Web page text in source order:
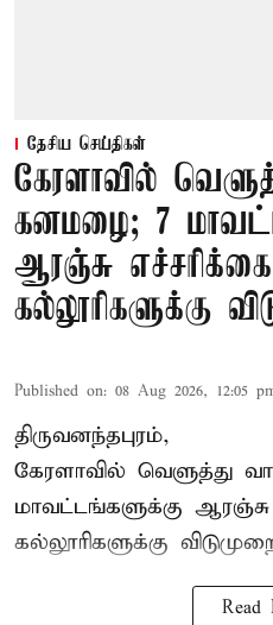
தேசிய செய்திகள்
கேரளாவில்
கனமழை; 7
ஆரஞ்சு
கல்லூரிகளுக்கு
Published on: 08 Aug 2026, 12:05
திருவனந்தபுரம்,
கேரளாவில் வெளுத்து
மாவட்டங்களுக்கு
கல்லூரிகளுக்கு
Read